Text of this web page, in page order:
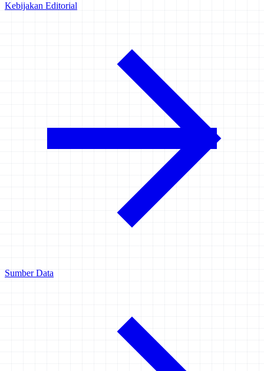
Kebijakan Editorial
Sumber Data